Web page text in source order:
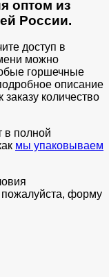
оптом из
России.
доступ в
можно
горшечные
описание
количество
в полной
мы упаковываем
пожалуйста, форму